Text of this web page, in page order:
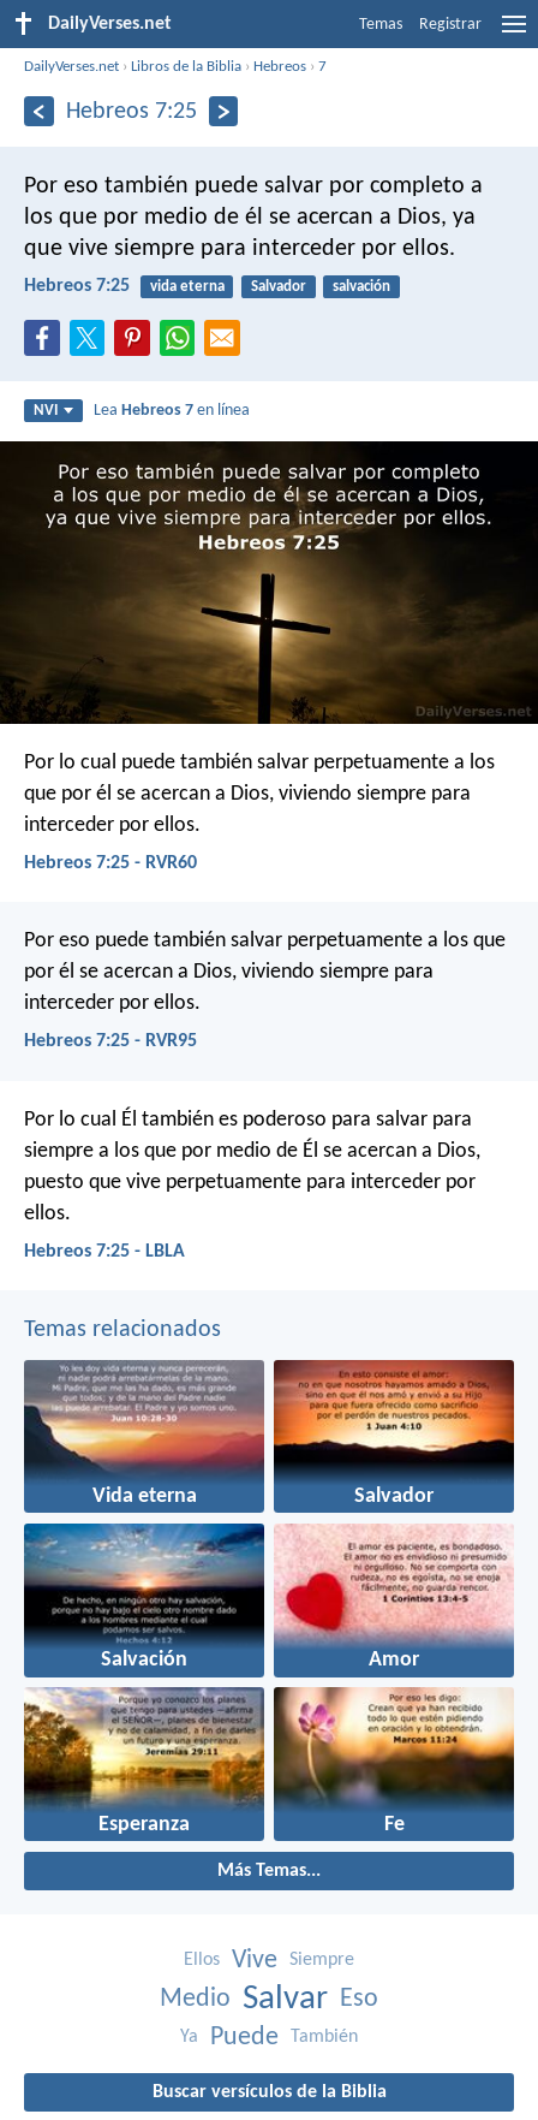
DailyVerses.net Temas Registrar
DailyVerses.net ›Libros de la Biblia › Hebreos ›7
Hebreos 7:25
Por eso también puede salvar por completo a
los que por medio de él se acercan a Dios, ya
que vive siempre para interceder por ellos.
Hebreos 7:25 vida eterna Salvador salvación
NVI LeaHebreos 7 en línea
Por lo cual puede también salvar perpetuamente a los
que por él se acercan a Dios, viviendo siempre para
interceder por ellos.
Hebreos 7:25 - RVR60
Por eso puede también salvar perpetuamente a los que
por él se acercan a Dios, viviendo siempre para
interceder por ellos.
Hebreos 7:25 - RVR95
Por lo cual Él también es poderoso para salvar para
siempre a los que por medio de Él se acercan a Dios,
puesto que vive perpetuamente para interceder por
ellos.
Hebreos 7:25 - LBLA
Temas relacionados
Vida eterna Salvador
Salvación Amor
Esperanza Fe
Más Temas...
Ellos Vive Siempre
Medio Salvar Eso
Ya Puede También
Buscar versículos de la Biblia